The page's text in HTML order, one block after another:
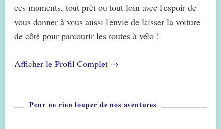
ces moments, tout prêt ou tout loin avec l'espoir de
vous donner à vous aussi l'envie de laisser la voiture
de côté pour parcourir les routes à vélo !
Afficher le Profil Complet →
Pour ne rien louper de nos aventures